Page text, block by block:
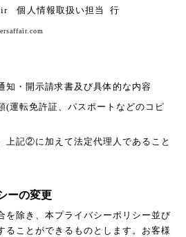
個人情報取扱い担当 行
・開示請求書及び具体的な内容
運転免許証、パスポートなどのコピ
上記②に加えて法定代理人であること
ーの変更
を除き、本プライバシーポリシー並び
ることができるものとします。お客様